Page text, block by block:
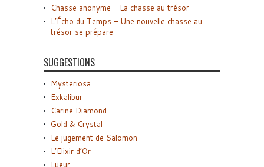
Chasse anonyme – La chasse au trésor
L’Écho du Temps – Une nouvelle chasse au
trésor se prépare
SUGGESTIONS
Mysteriosa
Exkalibur
Carine Diamond
Gold & Crystal
Le jugement de Salomon
L’Elixir d’Or